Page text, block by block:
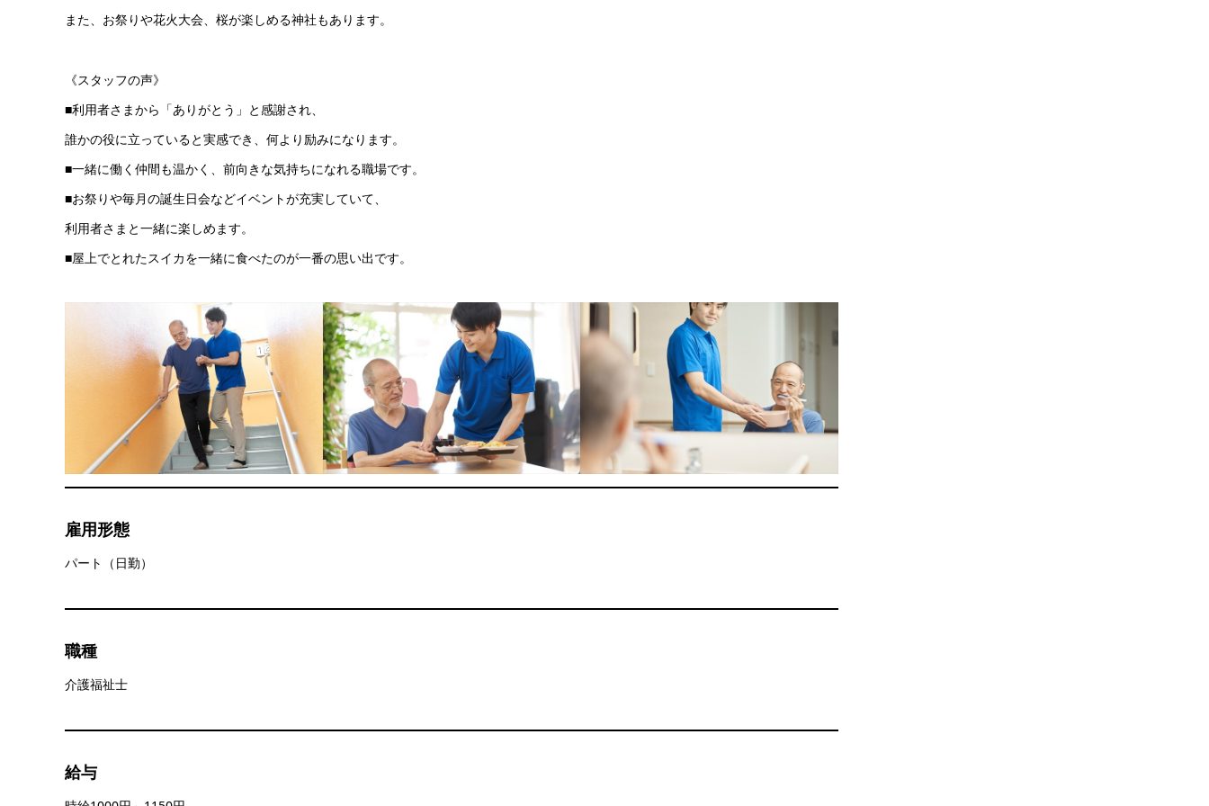
また、お祭りや花火大会、桜が楽しめる神社もあります。
《スタッフの声》
■利用者さまから「ありがとう」と感謝され、
誰かの役に立っていると実感でき、何より励みになります。
■一緒に働く仲間も温かく、前向きな気持ちになれる職場です。
■お祭りや毎月の誕生日会などイベントが充実していて、
利用者さまと一緒に楽しめます。
■屋上でとれたスイカを一緒に食べたのが一番の思い出です。
雇用形態
パート（日勤）
職種
介護福祉士
給与